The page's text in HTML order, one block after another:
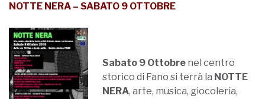
NOTTE NERA – SABATO 9 OTTOBRE
Sabato 9 Ottobre nel centro
storico di Fano si terrà la NOTTE
NERA, arte, musica, giocoleria,